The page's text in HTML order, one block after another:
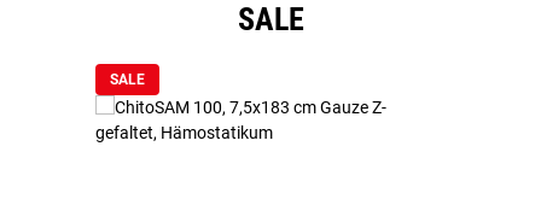
SALE
SALE